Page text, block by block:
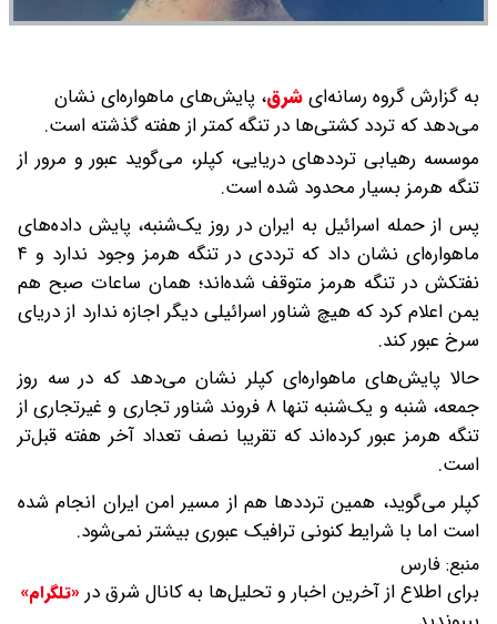
به گزارش گروه رسانه‌ایشرق، پایش‌های ماهواره‌ای نشان‌
می‌دهد که تردد کشتی‌ها در تنگه کمتر از هفته گذشته است.
موسسه رهیابی ترددهای دریایی، کپلر، می‌گوید عبور و مرور از
تنگه هرمز بسیار محدود شده است.
پس از حمله اسرائیل به ایران در روز یک‌شنبه، پایش داده‌های
ماهواره‌ای نشان داد که ترددی در تنگه هرمز وجود ندارد و ۴
نفتکش در تنگه هرمز متوقف شده‌اند؛ همان ساعات صبح هم
یمن اعلام کرد که هیچ شناور اسرائیلی دیگر اجازه ندارد از دریای
سرخ عبور کند.
حالا پایش‌های ماهواره‌ای کپلر نشان می‌دهد که در سه روز
جمعه، شنبه و یک‌شنبه تنها ۸ فروند شناور تجاری و غیرتجاری از
تنگه هرمز عبور کرده‌اند که تقریبا نصف تعداد آخر هفته قبل‌تر
است.
کپلر می‌گوید، همین ترددها هم از مسیر امن ایران انجام شده
است اما با شرایط کنونی ترافیک عبوری بیشتر نمی‌شود.
منبع: فارس
برای اطلاع از آخرین اخبار و تحلیل‌ها به کانال شرق در «تلگرام»